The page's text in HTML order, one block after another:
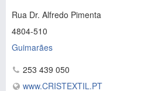
Rua Dr. Alfredo Pimenta
4804-510
Guimarães
253 439 050
www.CRISTEXTIL.PT